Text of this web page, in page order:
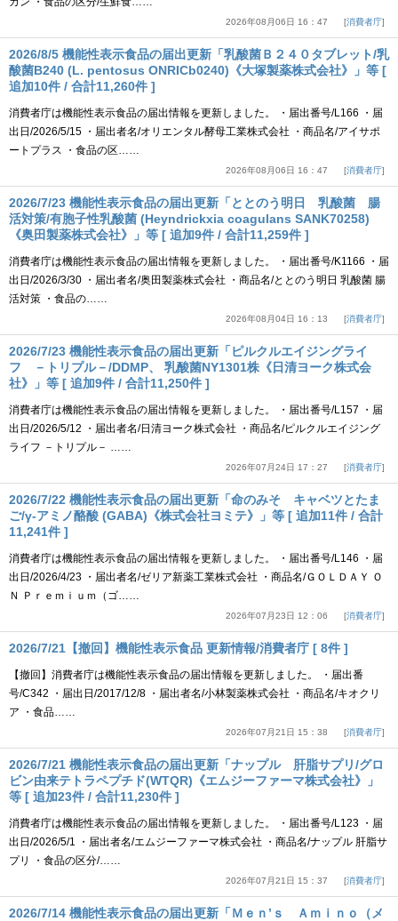
2026年08月06日 16：47 消費者庁
2026/8/5 機能性表示食品の届出更新「乳酸菌Ｂ２４０タブレット/乳
酸菌B240 (L. pentosus ONRICb0240)《大塚製薬株式会社》」等 [
追加10件 / 合計11,260件 ]
消費者庁は機能性表示食品の届出情報を更新しました。 ・届出番号/L166 ・届
出日/2026/5/15 ・届出者名/オリエンタル酵母工業株式会社 ・商品名/アイサポ
ートプラス ・食品の区……
2026年08月06日 16：47 消費者庁
2026/7/23 機能性表示食品の届出更新「ととのう明日 乳酸菌 腸
活対策/有胞子性乳酸菌 (Heyndrickxia coagulans SANK70258)
《奥田製薬株式会社》」等 [ 追加9件 / 合計11,259件 ]
消費者庁は機能性表示食品の届出情報を更新しました。 ・届出番号/K1166 ・届
出日/2026/3/30 ・届出者名/奥田製薬株式会社 ・商品名/ととのう明日 乳酸菌 腸
活対策 ・食品の……
2026年08月04日 16：13 消費者庁
2026/7/23 機能性表示食品の届出更新「ピルクルエイジングライ
フ －トリプル－/DDMP、 乳酸菌NY1301株《日清ヨーク株式会
社》」等 [ 追加9件 / 合計11,250件 ]
消費者庁は機能性表示食品の届出情報を更新しました。 ・届出番号/L157 ・届
出日/2026/5/12 ・届出者名/日清ヨーク株式会社 ・商品名/ピルクルエイジング
ライフ －トリプル－ ……
2026年07月24日 17：27 消費者庁
2026/7/22 機能性表示食品の届出更新「命のみそ キャベツとたま
ご/γ-アミノ酪酸 (GABA)《株式会社ヨミテ》」等 [ 追加11件 / 合計
11,241件 ]
消費者庁は機能性表示食品の届出情報を更新しました。 ・届出番号/L146 ・届
出日/2026/4/23 ・届出者名/ゼリア新薬工業株式会社 ・商品名/ＧＯＬＤＡＹ Ｏ
Ｎ Ｐｒｅｍｉｕｍ（ゴ……
2026年07月23日 12：06 消費者庁
2026/7/21【撤回】機能性表示食品 更新情報/消費者庁 [ 8件 ]
【撤回】消費者庁は機能性表示食品の届出情報を更新しました。 ・届出番
号/C342 ・届出日/2017/12/8 ・届出者名/小林製薬株式会社 ・商品名/キオクリ
ア ・食品……
2026年07月21日 15：38 消費者庁
2026/7/21 機能性表示食品の届出更新「ナップル 肝脂サプリ/グロ
ビン由来テトラペプチド(WTQR)《エムジーファーマ株式会社》」
等 [ 追加23件 / 合計11,230件 ]
消費者庁は機能性表示食品の届出情報を更新しました。 ・届出番号/L123 ・届
出日/2026/5/1 ・届出者名/エムジーファーマ株式会社 ・商品名/ナップル 肝脂サ
プリ ・食品の区分/……
2026年07月21日 15：37 消費者庁
2026/7/14 機能性表示食品の届出更新「Ｍｅｎ’ｓ Ａｍｉｎｏ（メ